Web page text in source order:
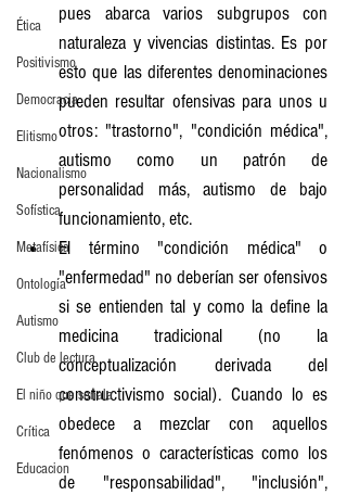
Ética
Positivismo
Democracia
Elitismo
Nacionalismo
Sofística
Metafísica
Ontología
Autismo
Club de lectura
El niño que señala
Crítica
Educacion
pues abarca varios subgrupos con
naturaleza y vivencias distintas. Es por
esto que las diferentes denominaciones
pueden resultar ofensivas para unos u
otros: "trastorno", "condición médica",
autismo como un patrón de
personalidad más, autismo de bajo
funcionamiento, etc.
El término "condición médica" o
"enfermedad" no deberían ser ofensivos
si se entienden tal y como la define la
medicina tradicional (no la
conceptualización derivada del
constructivismo social). Cuando lo es
obedece a mezclar con aquellos
fenómenos o características como los
de "responsabilidad", "inclusión",